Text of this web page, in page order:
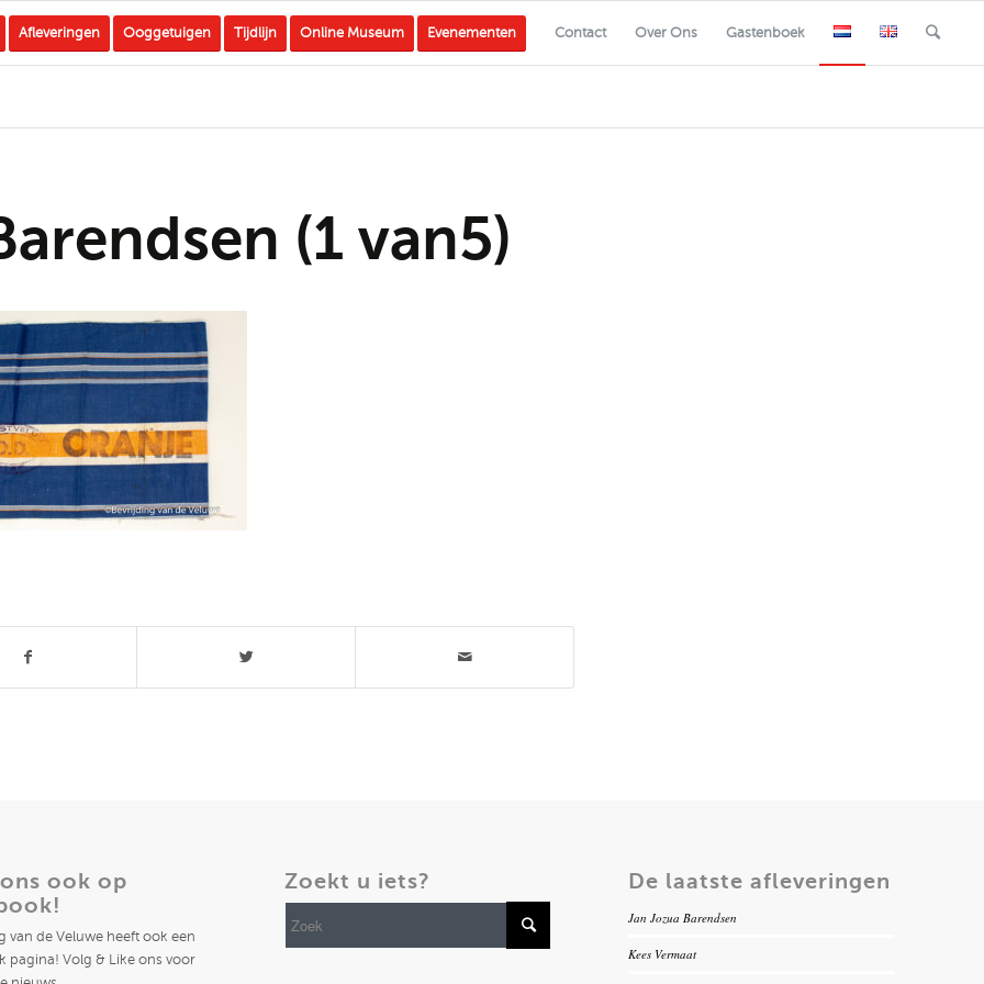
Afleveringen Ooggetuigen Tijdlijn Online Museum Evenementen Contact Over Ons Gastenboek
(1 van5)
ook op
van de Veluwe heeft ook een
pagina! Volg & Like ons voor
Zoekt u iets? De laatste afleveringen
Jan Jozua Barendsen
Kees Vermaat